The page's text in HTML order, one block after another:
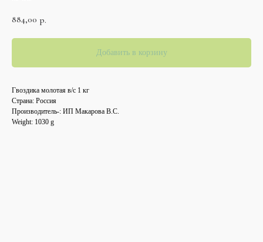
884,00 р.
Добавить в корзину
Гвоздика молотая в/с 1 кг
Страна: Россия
Производитель-: ИП Макарова В.С.
Weight: 1030 g